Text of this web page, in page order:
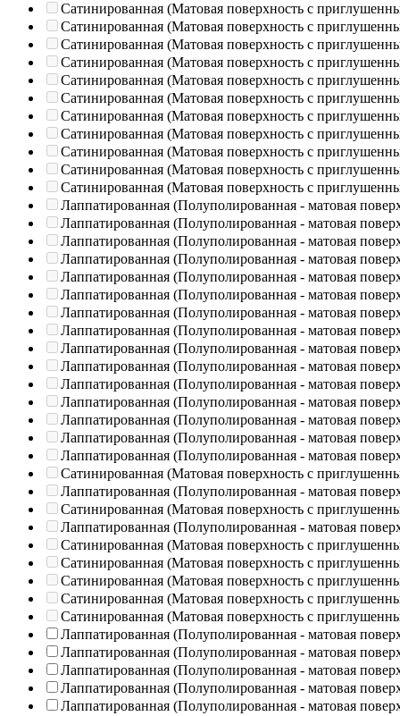
Сатинированная (Матовая поверхность с
Сатинированная (Матовая поверхность с
Сатинированная (Матовая поверхность с
Сатинированная (Матовая поверхность с
Сатинированная (Матовая поверхность с
Сатинированная (Матовая поверхность с
Сатинированная (Матовая поверхность с
Сатинированная (Матовая поверхность с
Сатинированная (Матовая поверхность с
Сатинированная (Матовая поверхность с
Сатинированная (Матовая поверхность с
Лаппатированная (Полуполированная - матовая
Лаппатированная (Полуполированная - матовая
Лаппатированная (Полуполированная - матовая
Лаппатированная (Полуполированная - матовая
Лаппатированная (Полуполированная - матовая
Лаппатированная (Полуполированная - матовая
Лаппатированная (Полуполированная - матовая
Лаппатированная (Полуполированная - матовая
Лаппатированная (Полуполированная - матовая
Лаппатированная (Полуполированная - матовая
Лаппатированная (Полуполированная - матовая
Лаппатированная (Полуполированная - матовая
Лаппатированная (Полуполированная - матовая
Лаппатированная (Полуполированная - матовая
Лаппатированная (Полуполированная - матовая
Сатинированная (Матовая поверхность с
Лаппатированная (Полуполированная - матовая
Сатинированная (Матовая поверхность с
Лаппатированная (Полуполированная - матовая
Сатинированная (Матовая поверхность с
Сатинированная (Матовая поверхность с
Сатинированная (Матовая поверхность с
Сатинированная (Матовая поверхность с
Сатинированная (Матовая поверхность с
Лаппатированная (Полуполированная - матовая
Лаппатированная (Полуполированная - матовая
Лаппатированная (Полуполированная - матовая
Лаппатированная (Полуполированная - матовая
Лаппатированная (Полуполированная - матовая